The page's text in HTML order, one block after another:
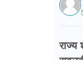
राज्य